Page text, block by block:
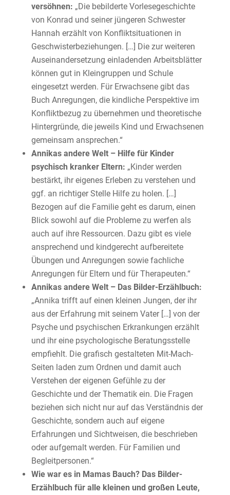
versöhnen: „Die bebilderte Vorlesegeschichte
von Konrad und seiner jüngeren Schwester
Hannah erzählt von Konfliktsituationen in
Geschwisterbeziehungen. […] Die zur weiteren
Auseinandersetzung einladenden Arbeitsblätter
können gut in Kleingruppen und Schule
eingesetzt werden. Für Erwachsene gibt das
Buch Anregungen, die kindliche Perspektive im
Konfliktbezug zu übernehmen und theoretische
Hintergründe, die jeweils Kind und Erwachsenen
gemeinsam ansprechen.“
Annikas andere Welt – Hilfe für Kinder
psychisch kranker Eltern: „Kinder werden
bestärkt, ihr eigenes Erleben zu verstehen und
ggf. an richtiger Stelle Hilfe zu holen. […]
Bezogen auf die Familie geht es darum, einen
Blick sowohl auf die Probleme zu werfen als
auch auf ihre Ressourcen. Dazu gibt es viele
ansprechend und kindgerecht aufbereitete
Übungen und Anregungen sowie fachliche
Anregungen für Eltern und für Therapeuten.“
Annikas andere Welt – Das Bilder-Erzählbuch:
„Annika trifft auf einen kleinen Jungen, der ihr
aus der Erfahrung mit seinem Vater […] von der
Psyche und psychischen Erkrankungen erzählt
und ihr eine psychologische Beratungsstelle
empfiehlt. Die grafisch gestalteten Mit-Mach-
Seiten laden zum Ordnen und damit auch
Verstehen der eigenen Gefühle zu der
Geschichte und der Thematik ein. Die Fragen
beziehen sich nicht nur auf das Verständnis der
Geschichte, sondern auch auf eigene
Erfahrungen und Sichtweisen, die beschrieben
oder aufgemalt werden. Für Familien und
Begleitpersonen.“
Wie war es in Mamas Bauch? Das Bilder-
Erzählbuch für alle kleinen und großen Leute,